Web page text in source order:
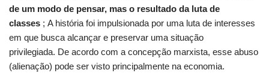
de um modo de pensar, mas o resultado da luta de
classes ; A história foi impulsionada por uma luta de interesses
em que busca alcançar e preservar uma situação
privilegiada. De acordo com a concepção marxista, esse abuso
(alienação) pode ser visto principalmente na economia.